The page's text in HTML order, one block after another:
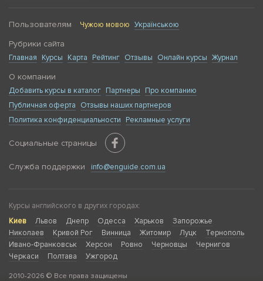
Пользователям Чужою мовою Українською
Рубрики сайта
Главная Курсы Карта Рейтинг Отзывы Онлайн курсы Журнал
О компании
Добавить курсы в каталог Партнеры
Про компанию
Публичная оферта
Отзывы наших партнеров
Политика конфиденциальности
Рекламные услуги
Социальные страницы
Служба поддержки info@enguide.com.ua
Курсы английского в других городах:
Киев
Львов Днепр Одесса Харьков
Запорожье
Николаев
Кривой Рог Винница Житомир Луцк
Тернополь
Ивано-Франковськ
Херсон Ровно Черновцы
Чернигов
Черкаси
Полтава Ужгород
2010-2026 © Все права защищены